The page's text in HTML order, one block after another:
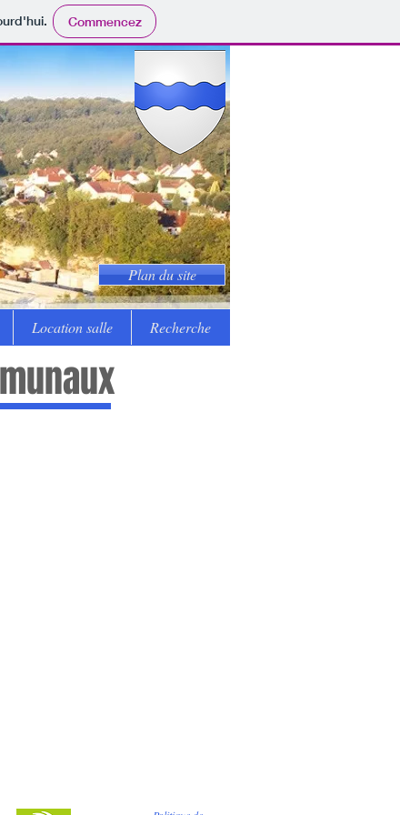
Commencez
Plan du site
Location salle Recherche